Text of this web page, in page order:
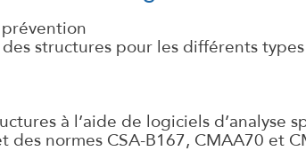
prévention
structures pour les différents
à l’aide de logiciels d’analyse
normes CSA-B167, CMAA70 et